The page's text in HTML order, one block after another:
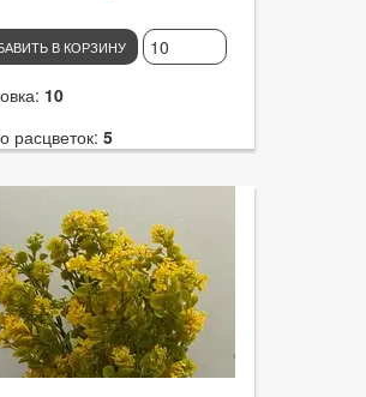
В КОРЗИНУ
10
расцветок: 5
голов:6
3290
цветка:7